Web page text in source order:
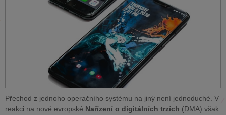
Přechod z jednoho operačního systému na jiný není jednoduché. V
reakci na nové evropské Nařízení o digitálních trzích (DMA) však